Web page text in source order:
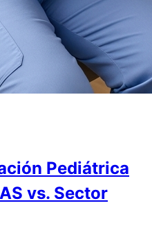
Pediátrica
vs. Sector